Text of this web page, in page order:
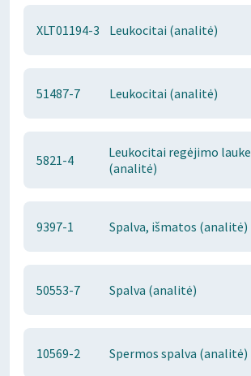
XLT01194-3 Leukocitai (analitė)
51487-7 Leukocitai (analitė)
5821-4
Leukocitai regėjimo lauke
(analitė)
9397-1 Spalva, išmatos (analitė)
50553-7 Spalva (analitė)
10569-2 Spermos spalva (analitė)